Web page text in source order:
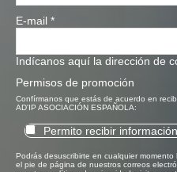
E-mail *
Indícanos aquí la dirección de
Permisos de promoción
Confírmanos que estás de acuerdo en
AD'IP ASOCIACIÓN ESPAÑOLA:
Permito recibir
Podrás desuscribirte en cualquier
el pie de página de nuestros correos